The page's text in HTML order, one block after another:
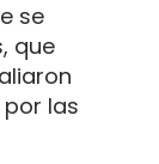
se
que
las